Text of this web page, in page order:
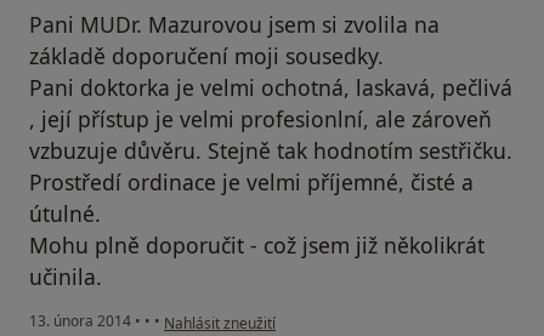
Pani MUDr. Mazurovou jsem si zvolila na
základě doporučení moji sousedky.
Pani doktorka je velmi ochotná, laskavá, pečlivá
, její přístup je velmi profesionlní, ale zároveň
vzbuzuje důvěru. Stejně tak hodnotím sestřičku.
Prostředí ordinace je velmi příjemné, čisté a
útulné.
Mohu plně doporučit - což jsem již několikrát
učinila.
13. února 2014 • • • podle názoru uživatele Váš účet byl odstraněn
Nahlásit zneužití